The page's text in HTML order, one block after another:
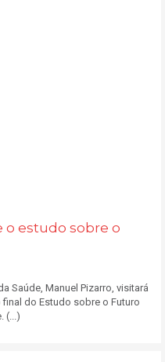
o estudo sobre o
Saúde, Manuel Pizarro, visitará
do Estudo sobre o Futuro
(...)